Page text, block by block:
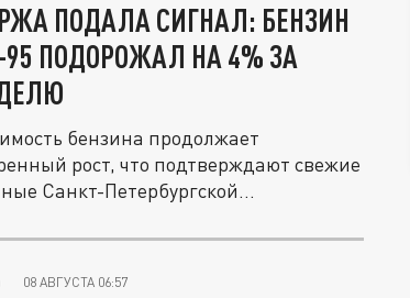
ПОДАЛА СИГНАЛ: БЕНЗИН
ПОДОРОЖАЛ НА 4% ЗА
бензина продолжает
рост, что подтверждают свежие
Санкт-Петербургской
08 АВГУСТА 06:57